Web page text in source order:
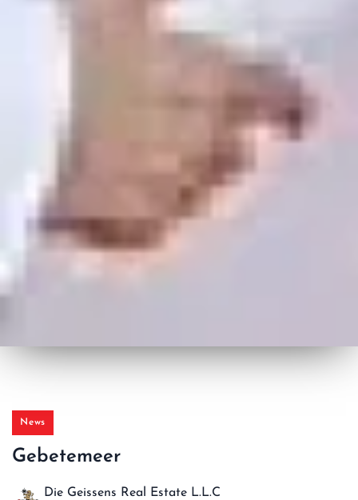
News
Gebetemeer
Die Geissens Real Estate L.L.C